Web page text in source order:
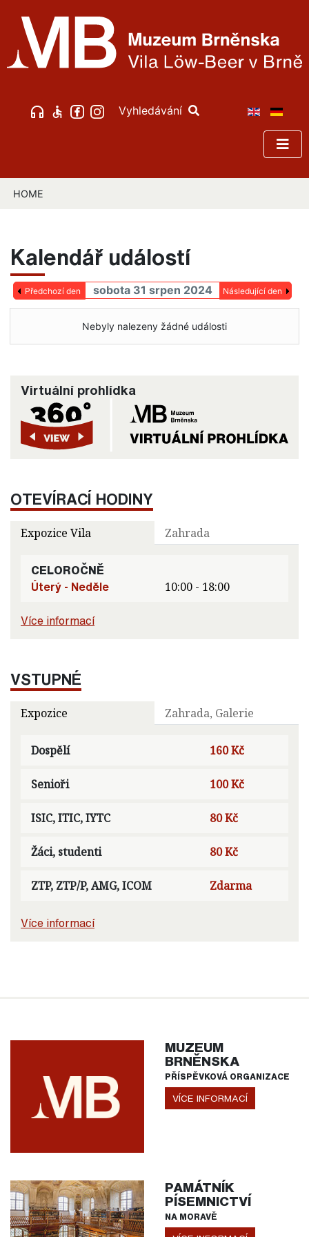
Vyhledávání
HOME
Kalendář událostí
Předchozí den sobota 31 srpen 2024 Následující den
Nebyly nalezeny žádné události
Virtuální prohlídka
OTEVÍRACÍ HODINY
Expozice Vila Zahrada
CELOROČNĚ
Úterý - Neděle
10:00 - 18:00
Více informací
VSTUPNÉ
Expozice Zahrada, Galerie
Dospělí 160 Kč
Senioři 100 Kč
ISIC, ITIC, IYTC 80 Kč
Žáci, studenti 80 Kč
ZTP, ZTP/P, AMG, ICOM Zdarma
Více informací
MUZEUM
BRNĚNSKA
PŘÍSPĚVKOVÁ ORGANIZACE
VÍCE INFORMACÍ
PAMÁTNÍK
PÍSEMNICTVÍ
NA MORAVĚ